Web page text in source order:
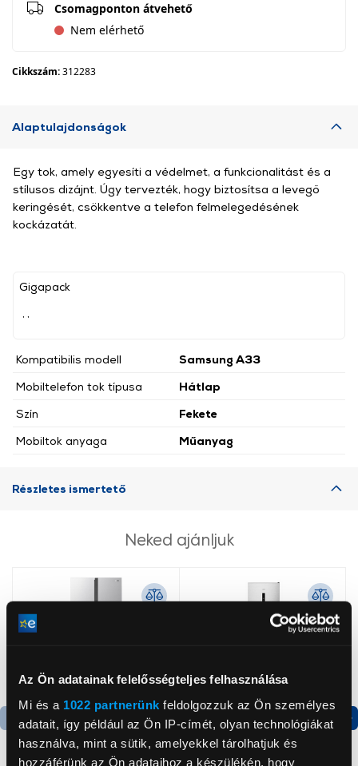
Az Ön adatainak felelősségteljes felhasználása
Mi és a 1022 partnerünk feldolgozzuk az Ön személyes
adatait, így például az Ön IP-címét, olyan technológiákat
használva, mint a sütik, amelyekkel tárolhatjuk és
hozzáférünk az Ön adataihoz a készülékén, hogy
Csomagponton átvehető
Nem elérhető
Cikkszám:312283
Alaptulajdonságok
Gigapack
Kompatibilis modell
Samsung A33
Mobiltelefon tok típusa
Hátlap
Szín
Fekete
Mobiltok anyaga
Műanyag
Egy tok, amely egyesíti a védelmet, a funkcionalitást és a
stílusos dizájnt. Úgy tervezték, hogy biztosítsa a levegő
keringését, csökkentve a telefon felmelegedésének
kockázatát.
Részletes ismertető
Neked ajánljuk
Termék adatlap Termék adatlap